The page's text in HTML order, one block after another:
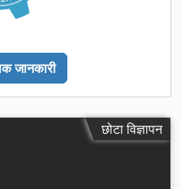
जानकारी
छोटा विज्ञापन